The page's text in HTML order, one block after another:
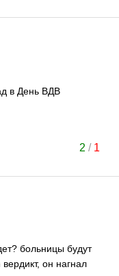
в День ВДВ
2 / 1
больницы будут
он нагнал